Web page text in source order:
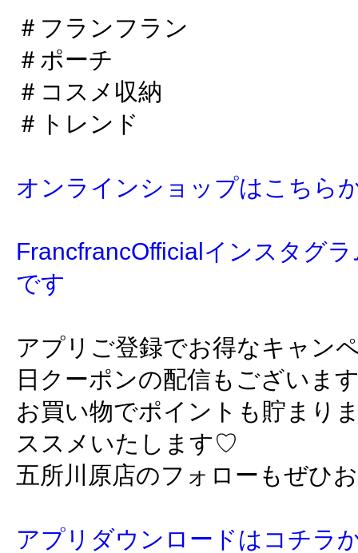
＃フランフラン
＃ポーチ
＃コスメ収納
＃トレンド
オンラインショップはこちら
FrancfrancOfficialインスタグ
です
アプリご登録でお得なキャン
日クーポンの配信もございま
お買い物でポイントも貯まり
ススメいたします♡
五所川原店のフォローもぜひ
アプリダウンロードはコチラ